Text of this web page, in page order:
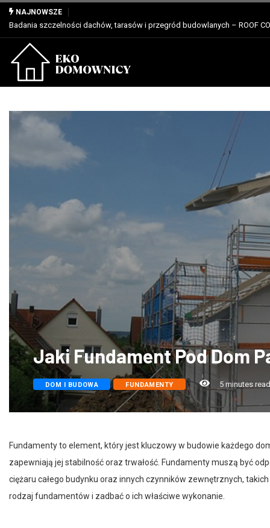
NAJNOWSZE
Jaki Fundament Pod Dom
DOM I BUDOWA FUNDAMENTY
zapewniają jej stabilność oraz trwałość. Fundamenty muszą być
ciężaru całego budynku oraz innych czynników zewnętrznych,
rodzaj fundamentów i zadbać o ich właściwe wykonanie.